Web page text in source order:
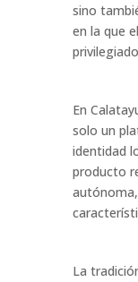
sino
en la que
En
solo un
identidad
producto
La